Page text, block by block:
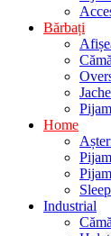
Bărbați
Home
Industrial